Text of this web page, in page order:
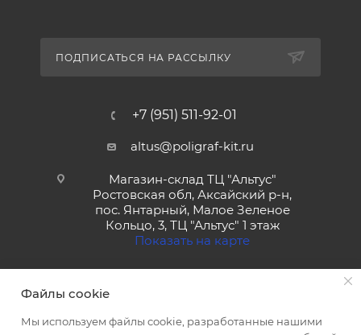
ПОДПИСАТЬСЯ НА РАССЫЛКУ
+7 (951) 511-92-01
altus@poligraf-kit.ru
Магазин-склад ТЦ "Альтус"
Ростовская обл, Аксайский р-н,
пос. Янтарный, Малое Зеленое
Кольцо, 3, ТЦ "Альтус" 1 этаж
Показать на карте
Файлы cookie
Мы используем файлы cookie, разработанные нашими